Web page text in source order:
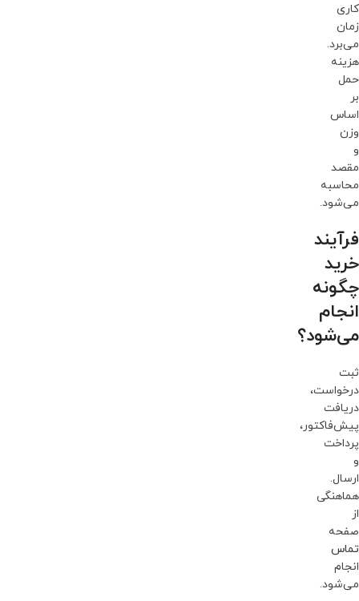
کاری
زمان
می‌برد.
هزینه
حمل
بر
اساس
وزن
و
مقصد
محاسبه
می‌شود.
فرآیند
خرید
چگونه
انجام
می‌شود؟
ثبت
درخواست،
دریافت
پیش‌فاکتور،
پرداخت
و
ارسال.
هماهنگی
از
صفحه
تماس
انجام
می‌شود.